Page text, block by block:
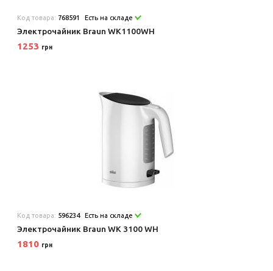
Код товара: 768591 Есть на складе
Электрочайник Braun WK1100WH
1253 грн
Код товара: 596234 Есть на складе
Электрочайник Braun WK 3100 WH
1810 грн